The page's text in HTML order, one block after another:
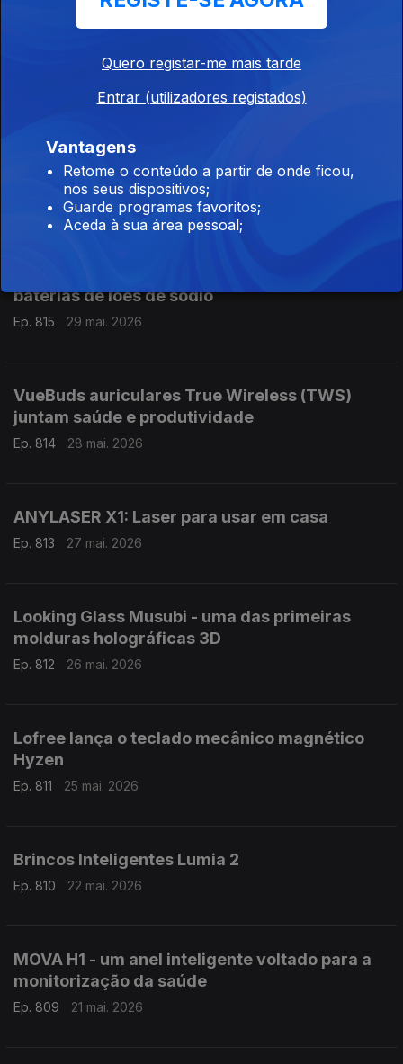
Investigadores da Universidade de Coimbra
criam novo condutor transparente para ecrãs
Google apresenta o Gemini 3.5 Flash: novo
modelo de linguagem
01 jun. 2026
baterias de iões de sódio
Ep. 815 29 mai. 2026
VueBuds auriculares True Wireless (TWS)
juntam saúde e produtividade
Ep. 814 28 mai. 2026
ANYLASER X1: Laser para usar em casa
Ep. 813 27 mai. 2026
Looking Glass Musubi - uma das primeiras
molduras holográficas 3D
Ep. 812 26 mai. 2026
Lofree lança o teclado mecânico magnético
Hyzen
Ep. 811 25 mai. 2026
Brincos Inteligentes Lumia 2
Ep. 810 22 mai. 2026
MOVA H1 - um anel inteligente voltado para a
monitorização da saúde
Ep. 809 21 mai. 2026
Quero registar-me mais tarde
Entrar (utilizadores registados)
Vantagens
Retome o conteúdo a partir de onde ficou,
nos seus dispositivos;
Guarde programas favoritos;
Aceda à sua área pessoal;